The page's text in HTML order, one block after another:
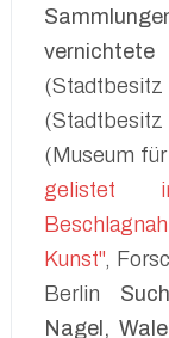
(Museum
gelistet
Kunst",
Berlin
Nagel,